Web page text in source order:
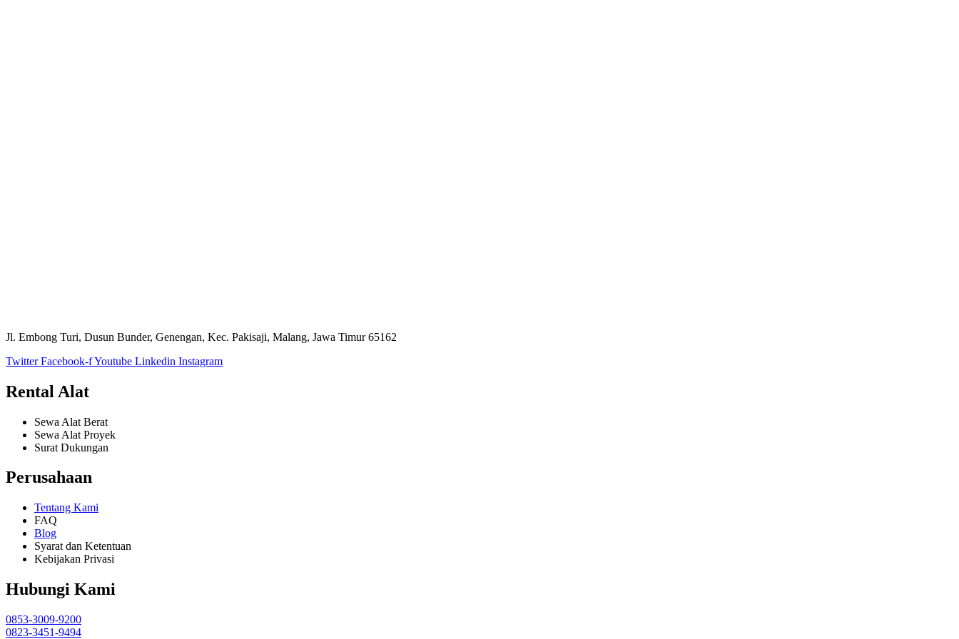
Jl. Embong Turi, Dusun Bunder, Genengan, Kec. Pakisaji, Malang, Jawa Timur 65162
Twitter Facebook-fYoutube Linkedin Instagram
Rental Alat
Sewa Alat Berat
Sewa Alat Proyek
Surat Dukungan
Perusahaan
Tentang Kami
FAQ
Blog
Syarat dan Ketentuan
Kebijakan Privasi
Hubungi Kami
0853-3009-9200
0823-3451-9494